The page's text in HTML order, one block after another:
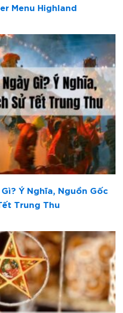
Menu Highland
Ý Nghĩa, Nguồn Gốc
Trung Thu